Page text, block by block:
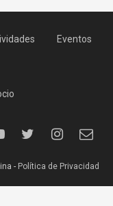
Eventos
- Política de Privacidad